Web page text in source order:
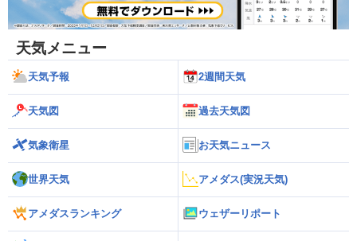
天気メニュー
天気予報 2週間天気
天気図 過去天気図
気象衛星 お天気ニュース
世界天気 アメダス(実況天気)
アメダスランキング ウェザーリポート